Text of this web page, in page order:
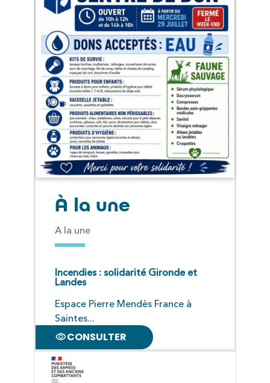
À la une
A la une
Incendies : solidarité Gironde et
Landes
Espace Pierre Mendès France à
Saintes...
CONSULTER